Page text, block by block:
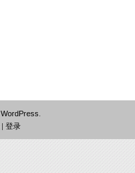
WordPress
| 登录